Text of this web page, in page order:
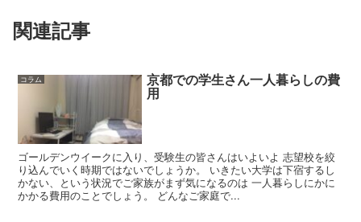
関連記事
コラム 京都での学生さん一人暮らしの費
用
ゴールデンウイークに入り、受験生の皆さんはいよいよ 志望校を絞
り込んでいく時期ではないでしょうか。 いきたい大学は下宿するし
かない、という状況でご家族がまず気になるのは 一人暮らしにかに
かかる費用のことでしょう。 どんなご家庭で...